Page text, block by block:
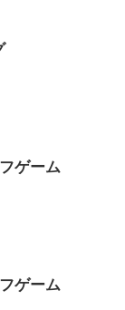
ゲーム
ゲーム